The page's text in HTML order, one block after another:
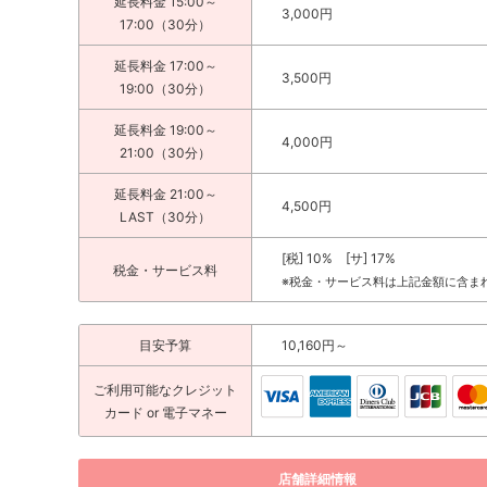
17:00（30分）
3,000円
延長料金 17:00～
19:00（30分）
3,500円
延長料金 19:00～
21:00（30分）
4,000円
延長料金 21:00～
LAST（30分）
4,500円
税金・サービス料
[税] 10% [サ] 17%
※税金・サービス料は上記金額に含ま
目安予算 10,160円～
ご利用可能なクレジット
カード or 電子マネー
店舗詳細情報